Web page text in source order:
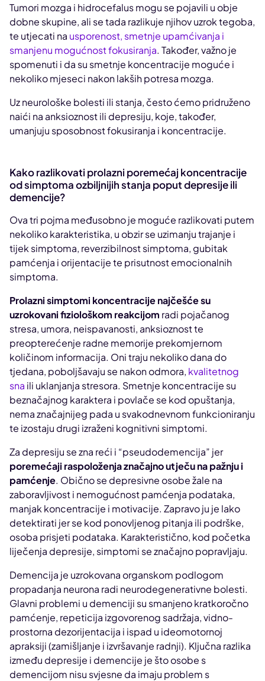
Tumori mozga i hidrocefalus mogu se pojavili u obje
dobne skupine, ali se tada razlikuje njihov uzrok tegoba,
te utjecati na usporenost, smetnje upamćivanja i
smanjenu mogućnost fokusiranja. Također, važno je
spomenuti i da su smetnje koncentracije moguće i
nekoliko mjeseci nakon lakših potresa mozga.
Uz neurološke bolesti ili stanja, često ćemo pridruženo
naići na anksioznost ili depresiju, koje, također,
umanjuju sposobnost fokusiranja i koncentracije.
Kako razlikovati prolazni poremećaj koncentracije
od simptoma ozbiljnijih stanja poput depresije ili
demencije?
Ova tri pojma međusobno je moguće razlikovati putem
nekoliko karakteristika, u obzir se uzimanju trajanje i
tijek simptoma, reverzibilnost simptoma, gubitak
pamćenja i orijentacije te prisutnost emocionalnih
simptoma.
Prolazni simptomi koncentracije najčešće su
uzrokovani fiziološkom reakcijom radi pojačanog
stresa, umora, neispavanosti, anksioznost te
preopterećenje radne memorije prekomjernom
količinom informacija. Oni traju nekoliko dana do
tjedana, poboljšavaju se nakon odmora, kvalitetnog
sna ili uklanjanja stresora. Smetnje koncentracije su
beznačajnog karaktera i povlače se kod opuštanja,
nema značajnijeg pada u svakodnevnom funkcioniranju
te izostaju drugi izraženi kognitivni simptomi.
Za depresiju se zna reći i “pseudodemencija” jer
poremećaji raspoloženja značajno utječu na pažnju i
pamćenje. Obično se depresivne osobe žale na
zaboravljivost i nemogućnost pamćenja podataka,
manjak koncentracije i motivacije. Zapravo ju je lako
detektirati jer se kod ponovljenog pitanja ili podrške,
osoba prisjeti podataka. Karakteristično, kod početka
liječenja depresije, simptomi se značajno popravljaju.
Demencija je uzrokovana organskom podlogom
propadanja neurona radi neurodegenerativne bolesti.
Glavni problemi u demenciji su smanjeno kratkoročno
pamćenje, repeticija izgovorenog sadržaja, vidno-
prostorna dezorijentacija i ispad u ideomotornoj
apraksiji (zamišljanje i izvršavanje radnji). Ključna razlika
između depresije i demencije je što osobe s
demencijom nisu svjesne da imaju problem s